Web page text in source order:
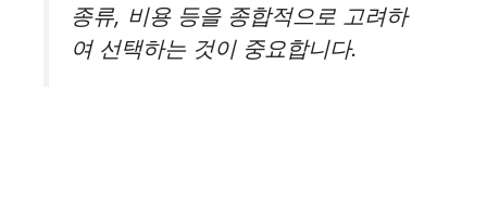
종류, 비용 등을 종합적으로 고려하
여 선택하는 것이 중요합니다.